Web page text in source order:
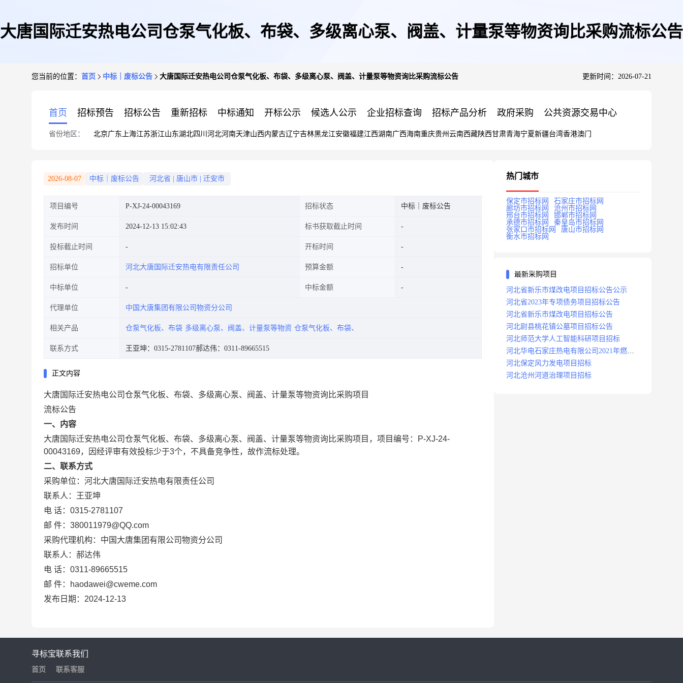
大唐国际迁安热电公司仓泵气化板、布袋、多级离心泵、阀盖、计量泵等物资询比采购流标公告
您当前的位置： 首页 中标｜废标公告 大唐国际迁安热电公司仓泵气化板、布袋、多级离心泵、阀盖、计量泵等物资询比采购流标公告 更新时间：2026-07-21
首页 招标预告 招标公告 重新招标 中标通知 开标公示 候选人公示 企业招标查询 招标产品分析 政府采购 公共资源交易中心
省份地区： 北京广东 上海江苏浙江山东湖北四川 河北河南天津山西内蒙古辽宁吉林黑龙江安徽福建江西湖南广西海南重庆贵州 云南西藏陕西甘肃青海宁夏新疆台湾香港澳门
2026-08-07 中标｜废标公告 河北省 唐山市 迁安市
项目编号 P-XJ-24-00043169 招标状态 中标｜废标公告
发布时间 2024-12-13 15:02:43 标书获取截止时间
投标截止时间 开标时间
招标单位 河北大唐国际迁安热电有限责任公司 预算金额
中标单位 中标金额
代理单位 中国大唐集团有限公司物资分公司
相关产品 仓泵气化板、布袋 多级离心泵、阀盖、计量泵等物资 仓泵气化板、布袋、
联系方式 王亚坤：0315-2781107郝达伟：0311-89665515
正文内容
大唐国际迁安热电公司仓泵气化板、布袋、多级离心泵、阀盖、计量泵等物资询比采购项目
流标公告
一、内容
大唐国际迁安热电公司仓泵气化板、布袋、多级离心泵、阀盖、计量泵等物资询比采购项目，项目编号：P-XJ-24-
00043169，因经评审有效投标少于3个，不具备竞争性，故作流标处理。
二、联系方式
采购单位：河北大唐国际迁安热电有限责任公司
联系人：王亚坤
电 话：0315-2781107
邮 件：380011979@QQ.com
采购代理机构：中国大唐集团有限公司物资分公司
联系人：郝达伟
电 话：0311-89665515
邮 件：haodawei@cweme.com
发布日期：2024-12-13
热门城市
保定市招标网
石家庄市招标网
廊坊市招标网
沧州市招标网
邢台市招标网
邯郸市招标网
承德市招标网
秦皇岛市招标网
张家口市招标网
唐山市招标网
衡水市招标网
最新采购项目
河北省新乐市煤改电项目招标公告公示
河北省2023年专项债务项目招标公告
河北省新乐市煤改电项目招标公告
河北尉县桃花镇公墓项目招标公告
河北师范大学人工智能科研项目招标
河北华电石家庄热电有限公司2021年燃料
分场辅助运行项目招标公告
河北保定风力发电项目招标
河北沧州河道治理项目招标
寻标宝
首页
联系我们
联系客服